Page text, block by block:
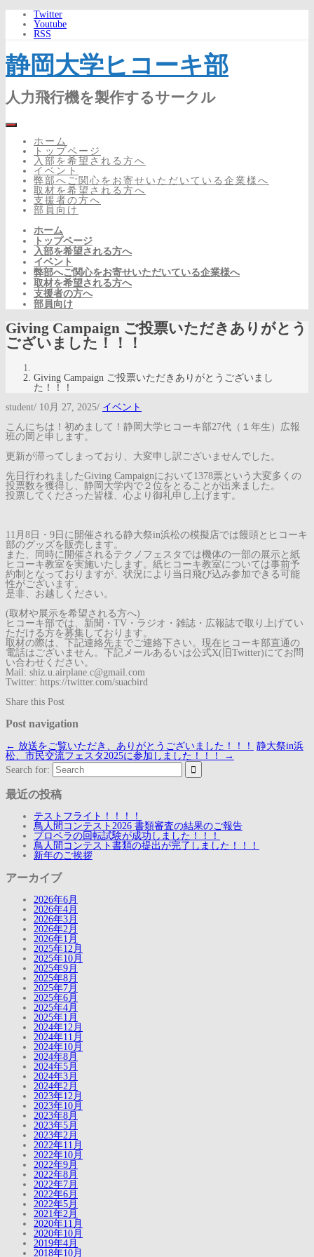
Twitter
Youtube
RSS
静岡大学ヒコーキ部
人力飛行機を製作するサークル
ホーム
トップページ
入部を希望される方へ
イベント
弊部へご関心をお寄せいただいている企業様へ
取材を希望される方へ
支援者の方へ
部員向け
ホーム
トップページ
入部を希望される方へ
イベント
弊部へご関心をお寄せいただいている企業様へ
取材を希望される方へ
支援者の方へ
部員向け
Giving Campaign ご投票いただきありがとう
ございました！！！
Giving Campaign ご投票いただきありがとうございまし
た！！！
student/ 10月 27, 2025/ イベント
こんにちは！初めまして！静岡大学ヒコーキ部27代（１年生）広報
班の岡と申します。
更新が滞ってしまっており、大変申し訳ございませんでした。
先日行われましたGiving Campaignにおいて1378票という大変多くの
投票数を獲得し、静岡大学内で２位をとることが出来ました。
投票してくださった皆様、心より御礼申し上げます。
11月8日・9日に開催される静大祭in浜松の模擬店では饅頭とヒコーキ
部のグッズを販売します。
また、同時に開催されるテクノフェスタでは機体の一部の展示と紙
ヒコーキ教室を実施いたします。紙ヒコーキ教室については事前予
約制となっておりますが、状況により当日飛び込み参加できる可能
性がございます。
是非、お越しください。
(取材や展示を希望される方へ)
ヒコーキ部では、新聞・TV・ラジオ・雑誌・広報誌で取り上げてい
ただける方を募集しております。
取材の際は、下記連絡先までご連絡下さい。現在ヒコーキ部直通の
電話はございません。下記メールあるいは公式X(旧Twitter)にてお問
い合わせください。
Mail: shiz.u.airplane.c@gmail.com
Twitter: https://twitter.com/suacbird
Share this Post
Post navigation
← 放送をご覧いただき、ありがとうございました！！！
静大祭in浜
松、市民交流フェスタ2025に参加しました！！！
→
Search for:
最近の投稿
テストフライト！！！！
鳥人間コンテスト2026 書類審査の結果のご報告
プロペラの回転試験が成功しました！！！
鳥人間コンテスト書類の提出が完了しました！！！
新年のご挨拶
アーカイブ
2026年6月
2026年4月
2026年3月
2026年2月
2026年1月
2025年12月
2025年10月
2025年9月
2025年8月
2025年7月
2025年6月
2025年4月
2025年1月
2024年12月
2024年11月
2024年10月
2024年8月
2024年5月
2024年3月
2024年2月
2023年12月
2023年10月
2023年8月
2023年5月
2023年2月
2022年11月
2022年10月
2022年9月
2022年8月
2022年7月
2022年6月
2022年5月
2021年2月
2020年11月
2020年10月
2019年4月
2018年10月